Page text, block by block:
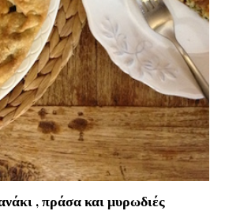
, πράσα και μυρωδιές